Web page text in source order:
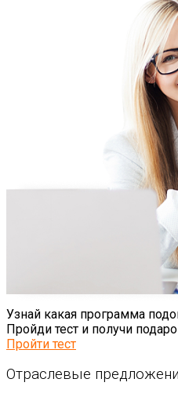
Узнай какая программа
Пройди тест и получи
Пройти тест
Отраслевые